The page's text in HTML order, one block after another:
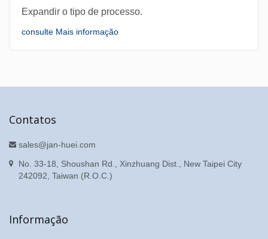
Expandir o tipo de processo.
consulte Mais informação
Contatos
sales@jan-huei.com
No. 33-18, Shoushan Rd., Xinzhuang Dist., New Taipei City
242092, Taiwan (R.O.C.)
Informação